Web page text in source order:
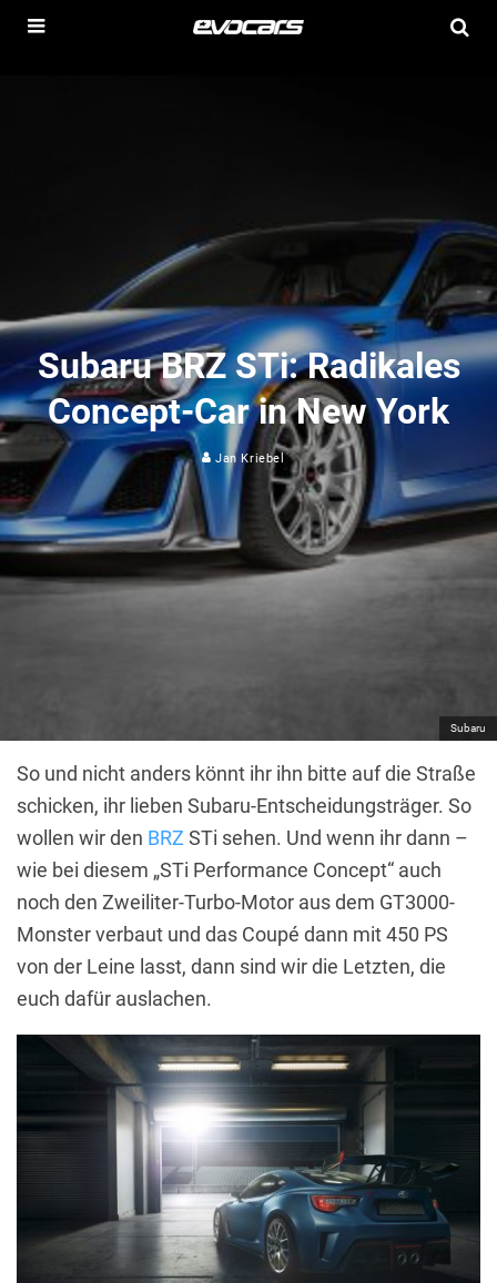
Subaru
Subaru BRZ STi: Radikales
Concept-Car in New York
Jan Kriebel
So und nicht anders könnt ihr ihn bitte auf die Straße
schicken, ihr lieben Subaru-Entscheidungsträger. So
wollen wir den BRZ STi sehen. Und wenn ihr dann –
wie bei diesem „STi Performance Concept“ auch
noch den Zweiliter-Turbo-Motor aus dem GT3000-
Monster verbaut und das Coupé dann mit 450 PS
von der Leine lasst, dann sind wir die Letzten, die
euch dafür auslachen.